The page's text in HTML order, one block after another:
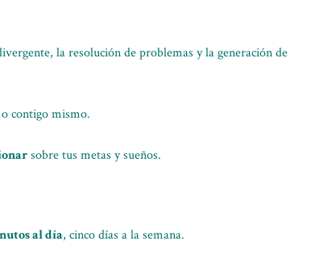
la resolución de problemas y la generación de
contigo mismo.
sobre tus metas y sueños.
al día, cinco días a la semana.